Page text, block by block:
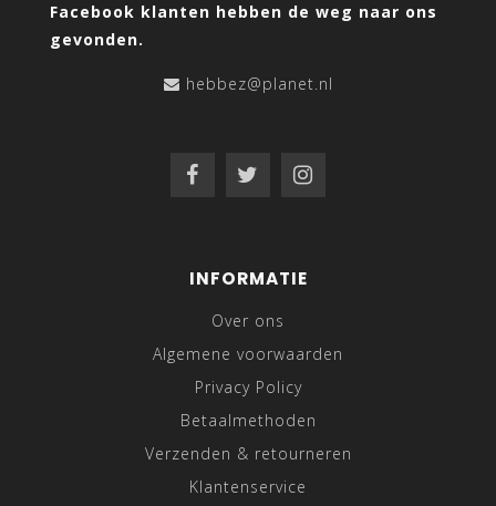
Facebook klanten hebben de weg naar ons
gevonden.
hebbez@planet.nl
INFORMATIE
Over ons
Algemene voorwaarden
Privacy Policy
Betaalmethoden
Verzenden & retourneren
Klantenservice